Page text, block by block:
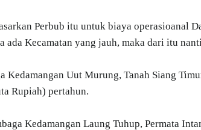
Perbub itu untuk biaya operasioanal
ada Kecamatan yang jauh, maka dari itu
Kedamangan Uut Murung, Tanah Siang
Rupiah) pertahun.
Kedamangan Laung Tuhup, Permata